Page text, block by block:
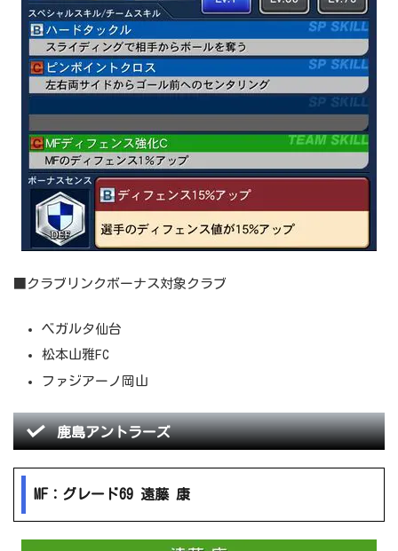
■クラブリンクボーナス対象クラブ
ベガルタ仙台
松本山雅FC
ファジアーノ岡山
鹿島アントラーズ
MF：グレード69 遠藤 康